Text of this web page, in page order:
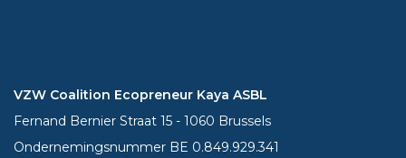
VZW Coalition Ecopreneur Kaya ASBL
Fernand Bernier Straat 15 - 1060 Brussels
Ondernemingsnummer BE 0.849.929.341